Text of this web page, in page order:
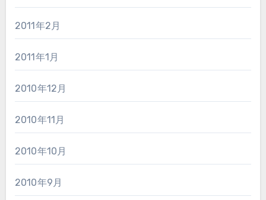
2011年2月
2011年1月
2010年12月
2010年11月
2010年10月
2010年9月